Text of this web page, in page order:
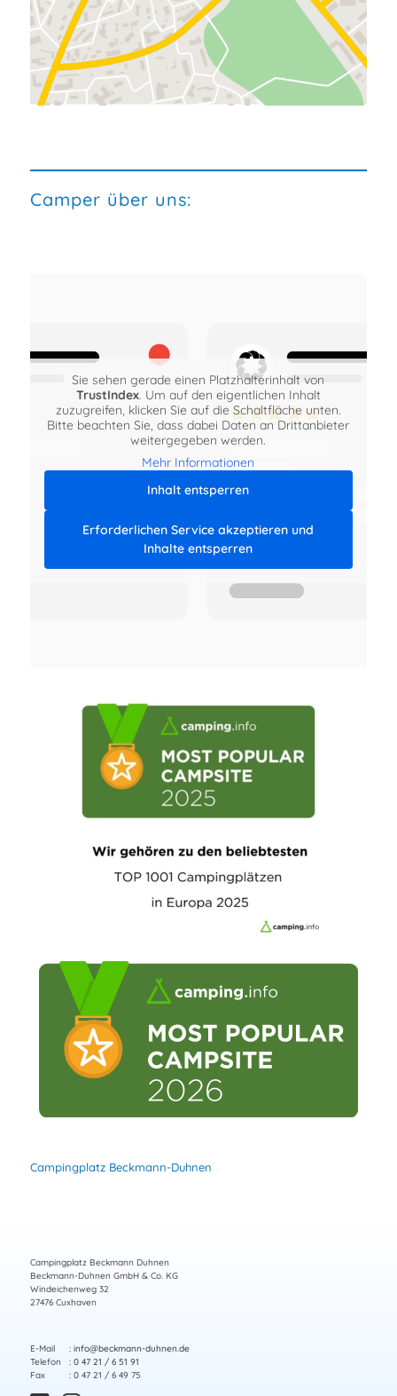
Camper über uns:
Sie sehen gerade einen Platzhalterinhalt von
TrustIndex. Um auf den eigentlichen Inhalt
zuzugreifen, klicken Sie auf die Schaltfläche unten.
Bitte beachten Sie, dass dabei Daten an Drittanbieter
weitergegeben werden.
Mehr Informationen
Inhalt entsperren
Erforderlichen Service akzeptieren und
Inhalte entsperren
Campingplatz Beckmann-Duhnen
Campingplatz Beckmann Duhnen
Beckmann-Duhnen GmbH & Co. KG
Windeichenweg 32
27476 Cuxhaven
E-Mail : info@beckmann-duhnen.de
Telefon
: 0 47 21 / 6 51 91
Fax
: 0 47 21 / 6 49 75